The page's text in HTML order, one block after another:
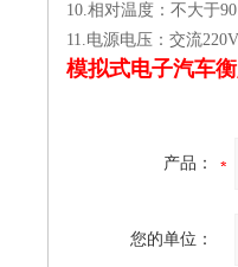
10.相对温度：不大于
11.电源电压：交流
模拟式电子汽车
产品：
您的单位：